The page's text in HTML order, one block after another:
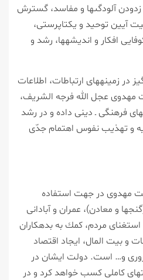
زدودن آلودگى‏ها و مفاسد، گسترش
آيين توحيد و يكتاپرستى،
افكار و انديشه‏ها، رشد و
زمينه‏هاى ارتباطات، اطلاعات
مهدوى عجل الله فرجه الشريف،
فرهنگى ـ دينى داده و در رشد
و تهذيب نفوس اهتمام جدّى
مهدوى در جهت استفاده
و معادن)، عمران و آبادانى
مردم، كمك به بدهكاران
و بيت المال، ايجاد اقتصاد
و… است. دولت ايشان در
كاملى كسب خواهد كرد و در